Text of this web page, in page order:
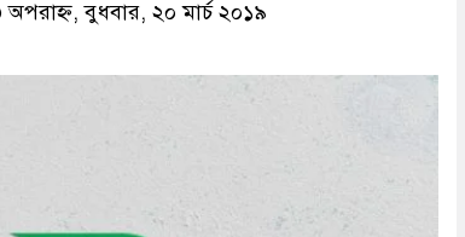
ডাকাতির প্রস্তুতিকালে দুইজনকে গ্রেফতার
বুধবার, ২০ মার্চ ২০১৯